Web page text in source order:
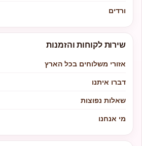
ורדים
שירות לקוחות והזמנות
אזורי משלוחים בכל הארץ
דברו איתנו
שאלות נפוצות
מי אנחנו